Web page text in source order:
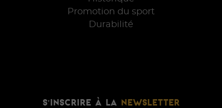
Promotion du sport
Durabilité
S'INSCRIRE À LA NEWSLETTER